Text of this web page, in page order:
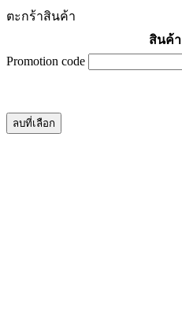
ตะกร้าสินค้า
สินค้า
Promotion code